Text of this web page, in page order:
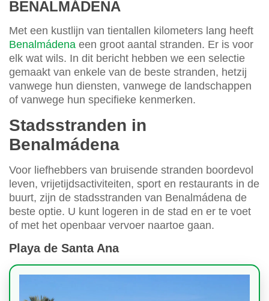
BENALMÁDENA
Met een kustlijn van tientallen kilometers lang heeft
Benalmádena een groot aantal stranden. Er is voor
elk wat wils. In dit bericht hebben we een selectie
gemaakt van enkele van de beste stranden, hetzij
vanwege hun diensten, vanwege de landschappen
of vanwege hun specifieke kenmerken.
Stadsstranden in
Benalmádena
Voor liefhebbers van bruisende stranden boordevol
leven, vrijetijdsactiviteiten, sport en restaurants in de
buurt, zijn de stadsstranden van Benalmádena de
beste optie. U kunt logeren in de stad en er te voet
of met het openbaar vervoer naartoe gaan.
Playa de Santa Ana